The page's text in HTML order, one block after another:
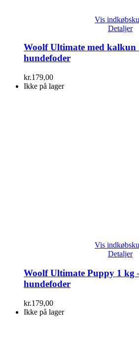
Vis
Detaljer
Woolf Ultimate med kalkun
hundefoder
kr.179,00
Ikke på lager
Vis
Detaljer
Woolf Ultimate Puppy 1 kg
hundefoder
kr.179,00
Ikke på lager